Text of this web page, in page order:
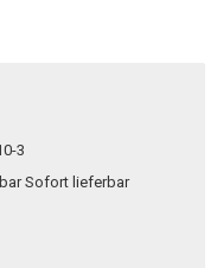
3
Sofort lieferbar